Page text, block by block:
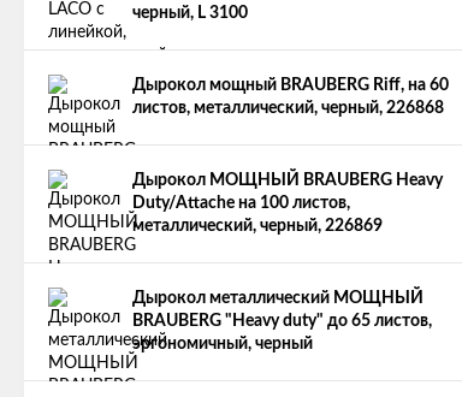
черный, L 3100
Дырокол мощный BRAUBERG Riff, на 60
листов, металлический, черный, 226868
Дырокол МОЩНЫЙ BRAUBERG Heavy
Duty/Attache на 100 листов,
металлический, черный, 226869
Дырокол металлический МОЩНЫЙ
BRAUBERG "Heavy duty" до 65 листов,
эргономичный, черный